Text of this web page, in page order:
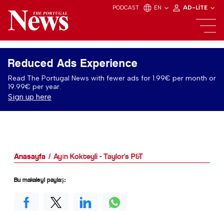
PODCAST EN AD-LITE
Reduced Ads Experience
Read The Portugal News with fewer ads for 1.99€ per month or
19.99€ per year.
Sign up here
Anasayfa Ayın Kokteyli - Taylor's P&T
Bu makaleyi paylaş: